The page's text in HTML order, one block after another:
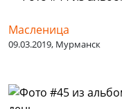
Масленица
09.03.2019, Мурманск